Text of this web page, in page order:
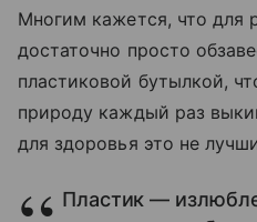
Многим кажется, что для
достаточно просто
пластиковой бутылкой,
природу каждый раз
для здоровья это не
Пластик —